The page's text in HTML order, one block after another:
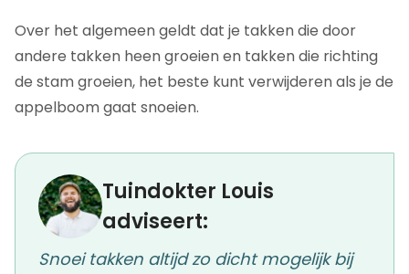
Over het algemeen geldt dat je takken die door
andere takken heen groeien en takken die richting
de stam groeien, het beste kunt verwijderen als je de
appelboom gaat snoeien.
Tuindokter Louis
adviseert:
Snoei takken altijd zo dicht mogelijk bij